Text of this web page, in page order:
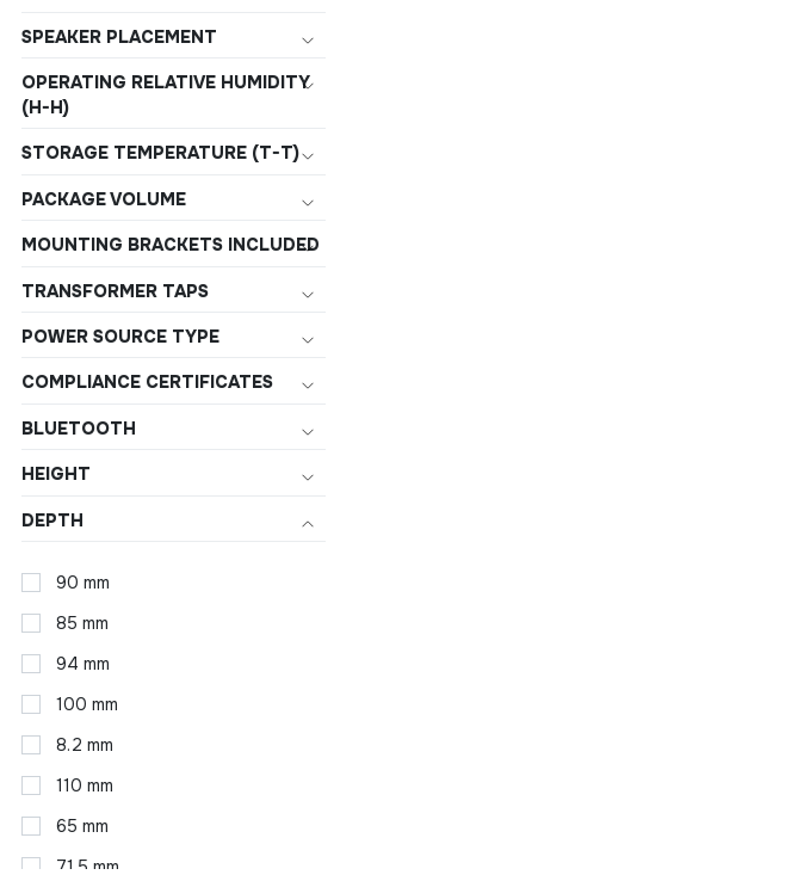
SPEAKER PLACEMENT
OPERATING RELATIVE HUMIDITY
(H-H)
STORAGE TEMPERATURE (T-T)
PACKAGE VOLUME
MOUNTING BRACKETS INCLUDED
TRANSFORMER TAPS
POWER SOURCE TYPE
COMPLIANCE CERTIFICATES
BLUETOOTH
HEIGHT
DEPTH
90 mm
85 mm
94 mm
100 mm
8.2 mm
110 mm
65 mm
71.5 mm